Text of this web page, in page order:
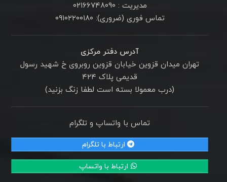
مدیریت : ۰۲۱۶۶۷۴۸۰۹۰
تماس فوری (ضروری): ۰۹۱۰۲۲۰۰۱۸۰
آدرس دفتر مرکزی
تهران میدان قزوین خیابان قزوین روبروی خ شهید رسول
قدیمی پلاک ۴۲۴
(درب معمولا بسته است لطفا زنگ بزنید)
تماس با واتساپ و تلگرام
ارتباط با تلگرام
ارتباط با واتساپ